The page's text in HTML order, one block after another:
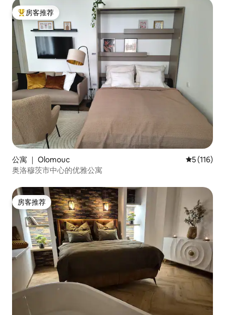
热门「房客推荐」
房客推荐
公寓 ｜ Olomouc 平均评分 5
5 (116)
奥洛穆茨市中心的优雅公寓
房客推荐
房客推荐